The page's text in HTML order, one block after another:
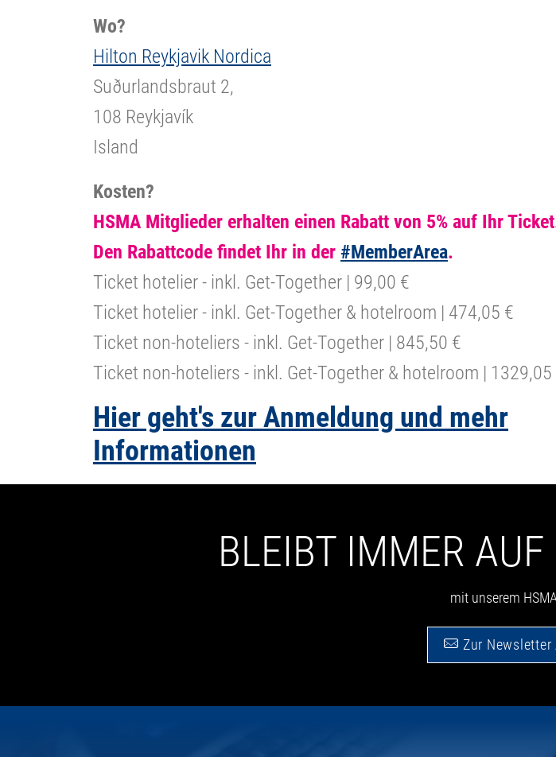
Wo?
Hilton Reykjavik Nordica
Suðurlandsbraut 2,
108 Reykjavík
Island
Kosten?
HSMA Mitglieder erhalten einen Rabatt von 5% auf Ihr
Den Rabattcode findet Ihr in der #MemberArea.
Ticket hotelier - inkl. Get-Together | 99,00 €
Ticket hotelier - inkl. Get-Together & hotelroom | 474,05 €
Ticket non-hoteliers - inkl. Get-Together | 845,50 €
Ticket non-hoteliers - inkl. Get-Together & hotelroom | 1329,05
Hier geht's zur Anmeldung und mehr
Informationen
BLEIBT IMMER
mit unserem
Zur Newsletter